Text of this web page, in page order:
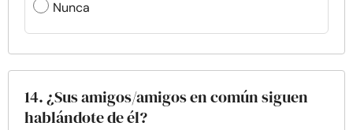
Nunca
14. ¿Sus amigos/amigos en común siguen
hablándote de él?